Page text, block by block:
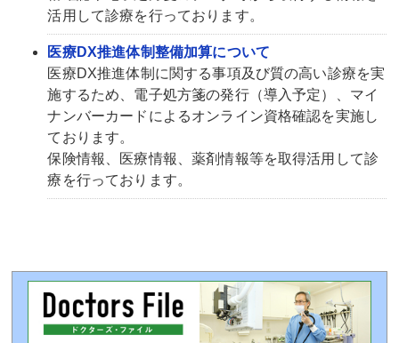
活用して診療を行っております。
医療DX推進体制整備加算について
医療DX推進体制に関する事項及び質の高い診療を実
施するため、電子処方箋の発行（導入予定）、マイ
ナンバーカードによるオンライン資格確認を実施し
ております。
保険情報、医療情報、薬剤情報等を取得活用して診
療を行っております。